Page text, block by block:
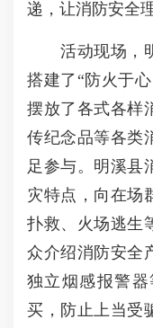
递，让消防安全
活动现场，明
搭建了“防火于
摆放了各式各样
传纪念品等各类
足参与。明溪县
灾特点，向在场
扑救、火场逃生
众介绍消防安全
独立烟感报警
买，防止上当受